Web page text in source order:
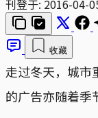
刊登于: 2016-04-
收藏
走过冬天，城市
的广告亦随着季